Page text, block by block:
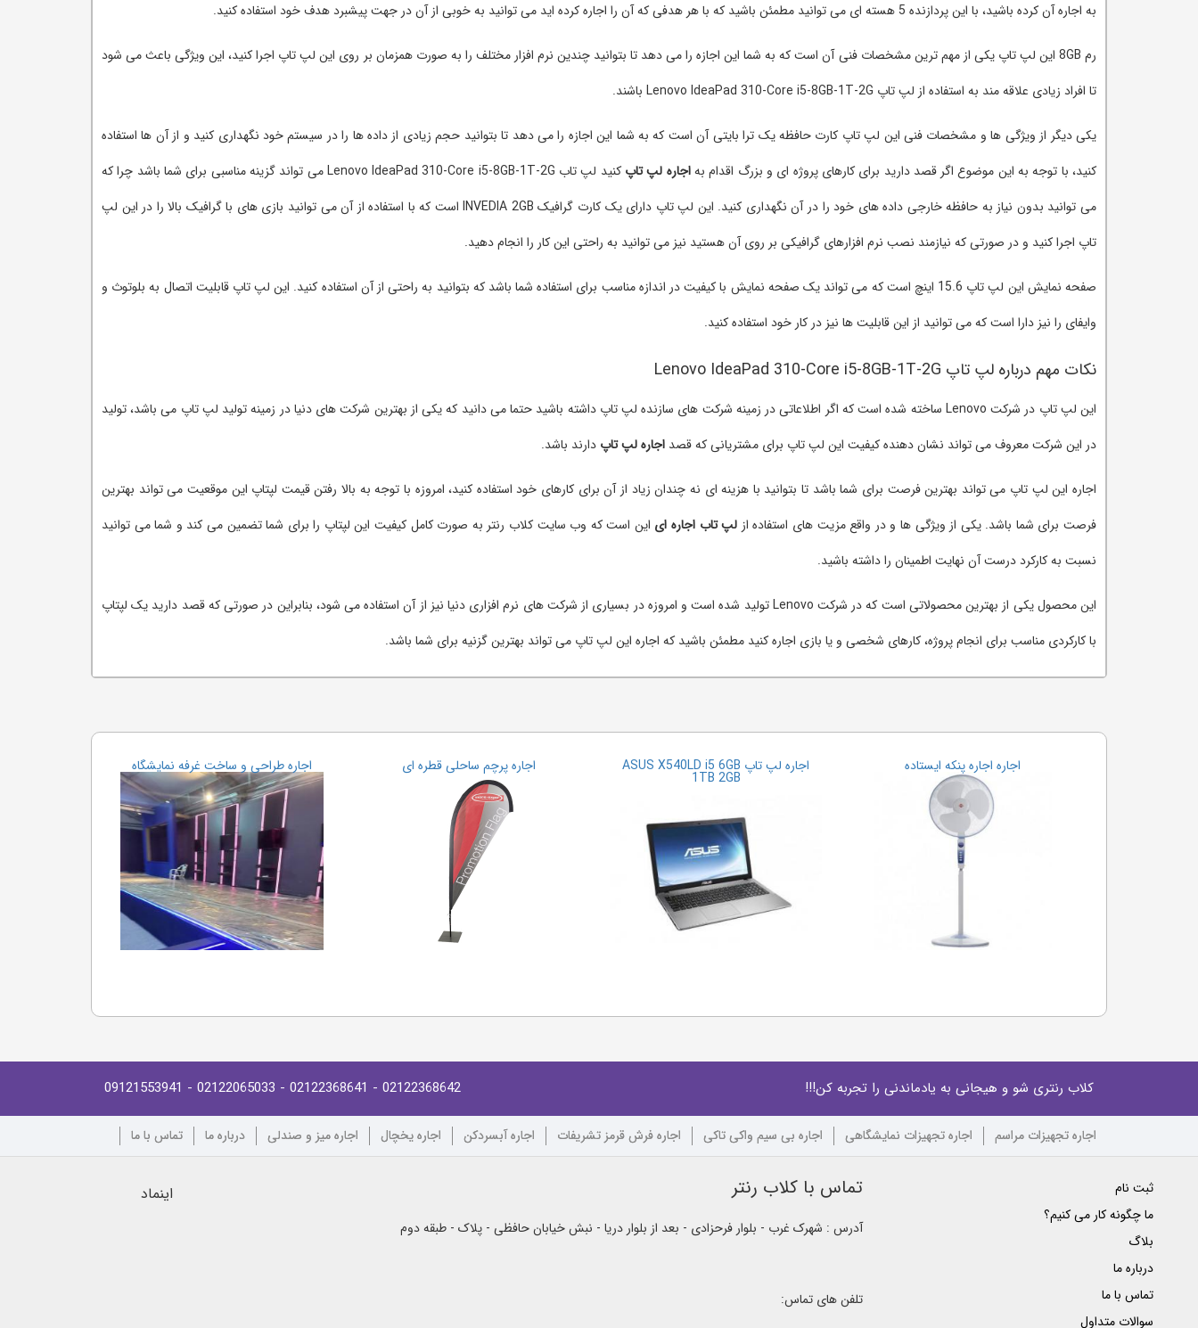
به اجاره آن کرده باشید، با این پردازنده 5 هسته ای می توانید مطمئن باشید که با هر هدفی که آن را اجاره کرده اید می توانید به خوبی از آن در جهت پیشبرد هدف خود استفاده کنید.
رم 8GB این لپ تاپ یکی از مهم ترین مشخصات فنی آن است که به شما این اجازه را می دهد تا بتوانید چندین نرم افزار مختلف را به صورت همزمان بر روی این لپ تاپ اجرا کنید، این ویژگی باعث می شود
تا افراد زیادی علاقه مند به استفاده از لپ تاپ Lenovo IdeaPad 310-Core i5-8GB-1T-2G باشند.
یکی دیگر از ویژگی ها و مشخصات فنی این لپ تاپ کارت حافظه یک ترا بایتی آن است که به شما این اجازه را می دهد تا بتوانید حجم زیادی از داده ها را در سیستم خود نگهداری کنید و از آن ها استفاده
کنید، با توجه به این موضوع اگر قصد دارید برای کارهای پروژه ای و بزرگ اقدام بهاجاره لپ تاپ
کنید لپ تاب Lenovo IdeaPad 310-Core i5-8GB-1T-2G می تواند گزینه مناسبی برای شما باشد چرا که
می توانید بدون نیاز به حافظه خارجی داده های خود را در آن نگهداری کنید. این لپ تاپ دارای یک کارت گرافیک INVEDIA 2GB است که با استفاده از آن می توانید بازی های با گرافیک بالا را در این لپ
تاپ اجرا کنید و در صورتی که نیازمند نصب نرم افزارهای گرافیکی بر روی آن هستید نیز می توانید به راحتی این کار را انجام دهید.
صفحه نمایش این لپ تاپ 15.6 اینچ است که می تواند یک صفحه نمایش با کیفیت در اندازه مناسب برای استفاده شما باشد که بتوانید به راحتی از آن استفاده کنید. این لپ تاپ قابلیت اتصال به بلوتوث و
وایفای را نیز دارا است که می توانید از این قابلیت ها نیز در کار خود استفاده کنید.
نکات مهم درباره لپ تاپ Lenovo IdeaPad 310-Core i5-8GB-1T-2G
این لپ تاپ در شرکت Lenovo ساخته شده است که اگر اطلاعاتی در زمینه شرکت های سازنده لپ تاپ داشته باشید حتما می دانید که یکی از بهترین شرکت های دنیا در زمینه تولید لپ تاپ می باشد، تولید
در این شرکت معروف می تواند نشان دهنده کیفیت این لپ تاپ برای مشتریانی که قصد اجاره لپ تاپ دارند باشد.
اجاره این لپ تاپ می تواند بهترین فرصت برای شما باشد تا بتوانید با هزینه ای نه چندان زیاد از آن برای کارهای خود استفاده کنید، امروزه با توجه به بالا رفتن قیمت لپتاپ این موقعیت می تواند بهترین
فرصت برای شما باشد. یکی از ویژگی ها و در واقع مزیت های استفاده از لپ تاب اجاره ای این است که وب سایت کلاب رنتر به صورت کامل کیفیت این لپتاپ را برای شما تضمین می کند و شما می توانید
نسبت به کارکرد درست آن نهایت اطمینان را داشته باشید.
این محصول یکی از بهترین محصولاتی است که در شرکت Lenovo تولید شده است و امروزه در بسیاری از شرکت های نرم افزاری دنیا نیز از آن استفاده می شود، بنابراین در صورتی که قصد دارید یک لپتاپ
با کارکردی مناسب برای انجام پروژه، کارهای شخصی و یا بازی اجاره کنید مطمئن باشید که اجاره این لپ تاپ می تواند بهترین گزنیه برای شما باشد.
اجاره تخته وایت برد
کلاب رنتری شو و هیجانی به یادماندنی را تجربه کن!!! 02122368642
- 02122368641
- 02122065033
- 09121553941
اجاره تجهیزات مراسم اجاره تجهیزات نمایشگاهی اجاره بی سیم واکی تاکی اجاره فرش قرمز تشریفات اجاره آبسردکن اجاره یخچال اجاره میز و صندلی درباره ما تماس با ما
ثبت نام
ما چگونه کار می کنیم؟
بلاگ
درباره ما
تماس با ما
سوالات متداول
تماس با کلاب رنتر
آدرس : شهرک غرب - بلوار فرحزادی - بعد از بلوار دریا - نبش خیابان حافظی - پلاک - طبقه دوم
تلفن های تماس:
اینماد